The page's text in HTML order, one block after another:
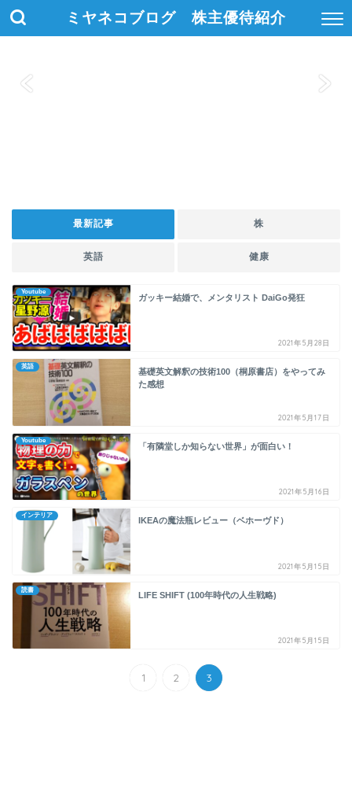
ミヤネコブログ 株主優待紹介
最新記事 株
英語 健康
Youtube
ガッキー結婚で、メンタリスト DaiGo発狂
2021年5月28日
英語
基礎英文解釈の技術100（桐原書店）をやってみ
た感想
2021年5月17日
Youtube
「有隣堂しか知らない世界」が面白い！
2021年5月16日
インテリア
IKEAの魔法瓶レビュー（ベホーヴド）
2021年5月15日
読書
LIFE SHIFT (100年時代の人生戦略)
2021年5月15日
1 2 3